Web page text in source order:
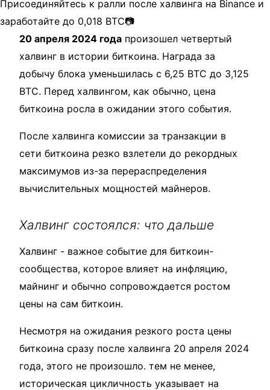
Присоединяйтесь к ралли после халвинга на Binance и
заработайте до 0,018 BTC📷
20 апреля 2024 года произошел четвертый
халвинг в истории биткоина. Награда за
добычу блока уменьшилась с 6,25 BTC до 3,125
BTC. Перед халвингом, как обычно, цена
биткоина росла в ожидании этого события.
После халвинга комиссии за транзакции в
сети биткоина резко взлетели до рекордных
максимумов из-за перераспределения
вычислительных мощностей майнеров.
Халвинг состоялся: что дальше
Халвинг - важное событие для биткоин-
сообщества, которое влияет на инфляцию,
майнинг и обычно сопровождается ростом
цены на сам биткоин.
Несмотря на ожидания резкого роста цены
биткоина сразу после халвинга 20 апреля 2024
года, этого не произошло. тем не менее,
историческая цикличность указывает на